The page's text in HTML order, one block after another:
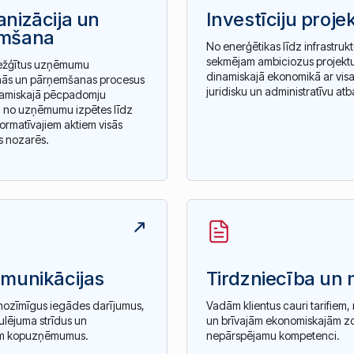
un
uzņēmumu
un pārņemšanas procesus
pēcpadomju
no uzņēmumu izpētes līdz
aktiem visās
nozarēs.
Investīciju
No enerģētikas līdz
sekmējam ambiciozus
dinamiskajā ekonomikā ar
juridisku un administratīvu
iegādes darījumus,
strīdus un
kopuzņēmumus.
Tirdzniecība un
Vadām klientus cauri tarifiem,
un brīvajām ekonomiskajām
nepārspējamu kompetenci.